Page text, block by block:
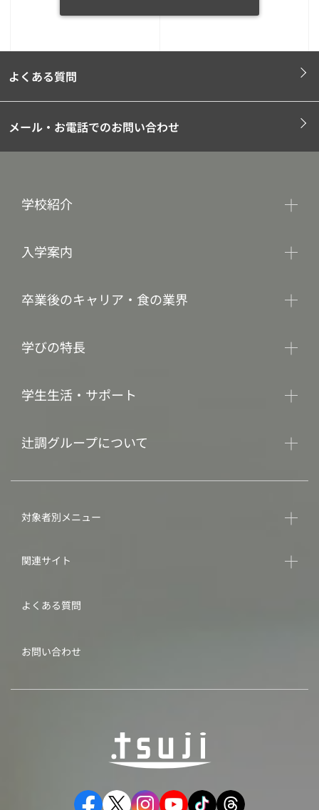
よくある質問
メール・お電話でのお問い合わせ
学校紹介
入学案内
卒業後のキャリア・食の業界
学びの特長
学生生活・サポート
辻調グループについて
対象者別メニュー
関連サイト
よくある質問
お問い合わせ